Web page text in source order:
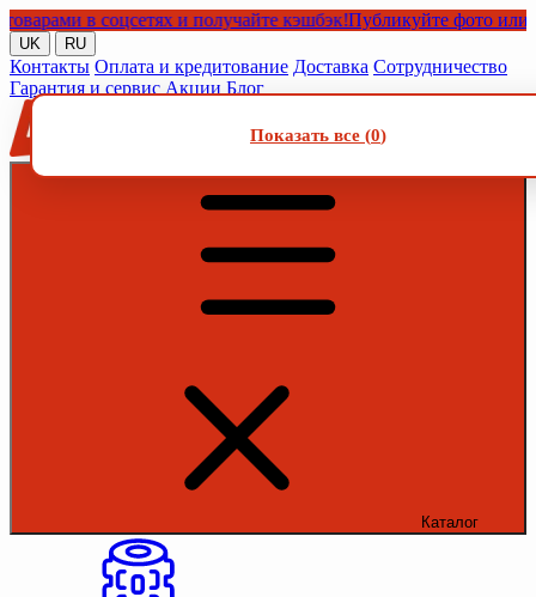
в соцсетях и получайте кэшбэк!Публикуйте фото или
UK RU
Контакты Оплата и кредитование Доставка Сотрудничество
Гарантия и сервис Акции Блог
Каталог
Показать все (0)